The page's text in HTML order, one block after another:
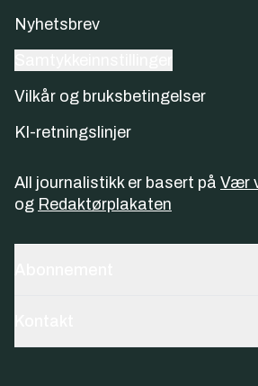
Nyhetsbrev
Vilkår og bruksbetingelser
KI-retningslinjer
All journalistikk er basert på Vær
og Redaktørplakaten